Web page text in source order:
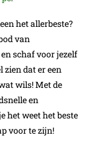
het allerbeste?
van
schaf voor jezelf
zien dat er een
wils! Met de
en
het weet het beste
voor te zijn!